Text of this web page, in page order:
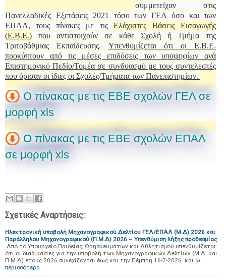
συμμετείχαν στις
Πανελλαδικές Εξετάσεις 2021 τόσο των ΓΕΛ όσο και των
ΕΠΑΛ, τους πίνακες με τιςΕλάχιστες Βάσεις Εισαγωγής
(Ε.Β.Ε.)
που αντιστοιχούν σε κάθε Σχολή ή Τμήμα της
Τριτοβάθμιας Εκπαίδευσης. Υπενθυμίζεται ότι οι Ε.Β.Ε.
προκύπτουν από τις μέσες επιδόσεις των υποψηφίων ανά
Επιστημονικό Πεδίο/Τομέα σε συνδυασμό με τους συντελεστές
που όρισαν οι ίδιες οι Σχολές/Τμήματα των Πανεπιστημίων.
Ο πίνακας με τις ΕΒΕ σχολών ΓΕΛ σε
μορφή xls
O πίνακας με τις ΕΒΕ σχολών ΕΠΑΛ
σε μορφή xls
Σχετικές Αναρτήσεις:
Ηλεκτρονική υποβολή Μηχανογραφικού Δελτίου ΓΕΛ/ΕΠΑΛ (Μ.Δ) 2026 και
Παράλληλου Μηχανογραφικού (Π.Μ.Δ) 2026 – Υπενθύμιση λήξης προθεσμίας
Από το Υπουργείο Παιδείας, Θρησκευμάτων και Αθλητισμού υπενθυμίζεται
ότι οι διαδικασίες για την υποβολή των Μηχανογραφικών Δελτίων (Μ.Δ. και
Π.Μ.Δ) έτους 2026 συνεχίζονται έως και την Πέμπτη 16-7-2026 και ώ…
περισσότερα